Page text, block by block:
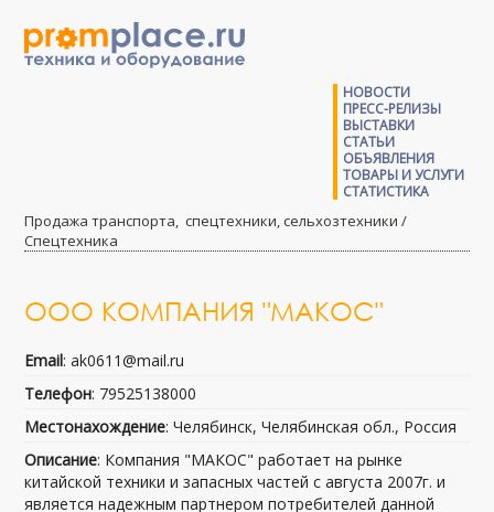
НОВОСТИ
ПРЕСС-РЕЛИЗЫ
ВЫСТАВКИ
СТАТЬИ
ОБЪЯВЛЕНИЯ
ТОВАРЫ И УСЛУГИ
СТАТИСТИКА
Продажа транспорта, спецтехники, сельхозтехники /
Спецтехника
ООО КОМПАНИЯ "МАКОС"
Email: ak0611@mail.ru
Телефон: 79525138000
Местонахождение: Челябинск, Челябинская обл., Россия
Описание: Компания "МАКОС" работает на рынке
китайской техники и запасных частей с августа 2007г. и
является надежным партнером потребителей данной